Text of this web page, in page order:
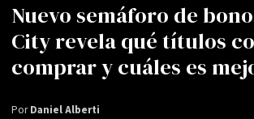
Nuevo semáforo de
City revela qué títulos
comprar y cuáles es
PorDaniel Alberti